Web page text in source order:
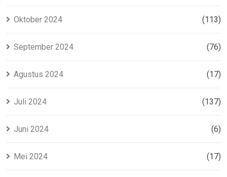
Oktober 2024 (113)
September 2024 (76)
Agustus 2024 (17)
Juli 2024 (137)
Juni 2024 (6)
Mei 2024 (17)